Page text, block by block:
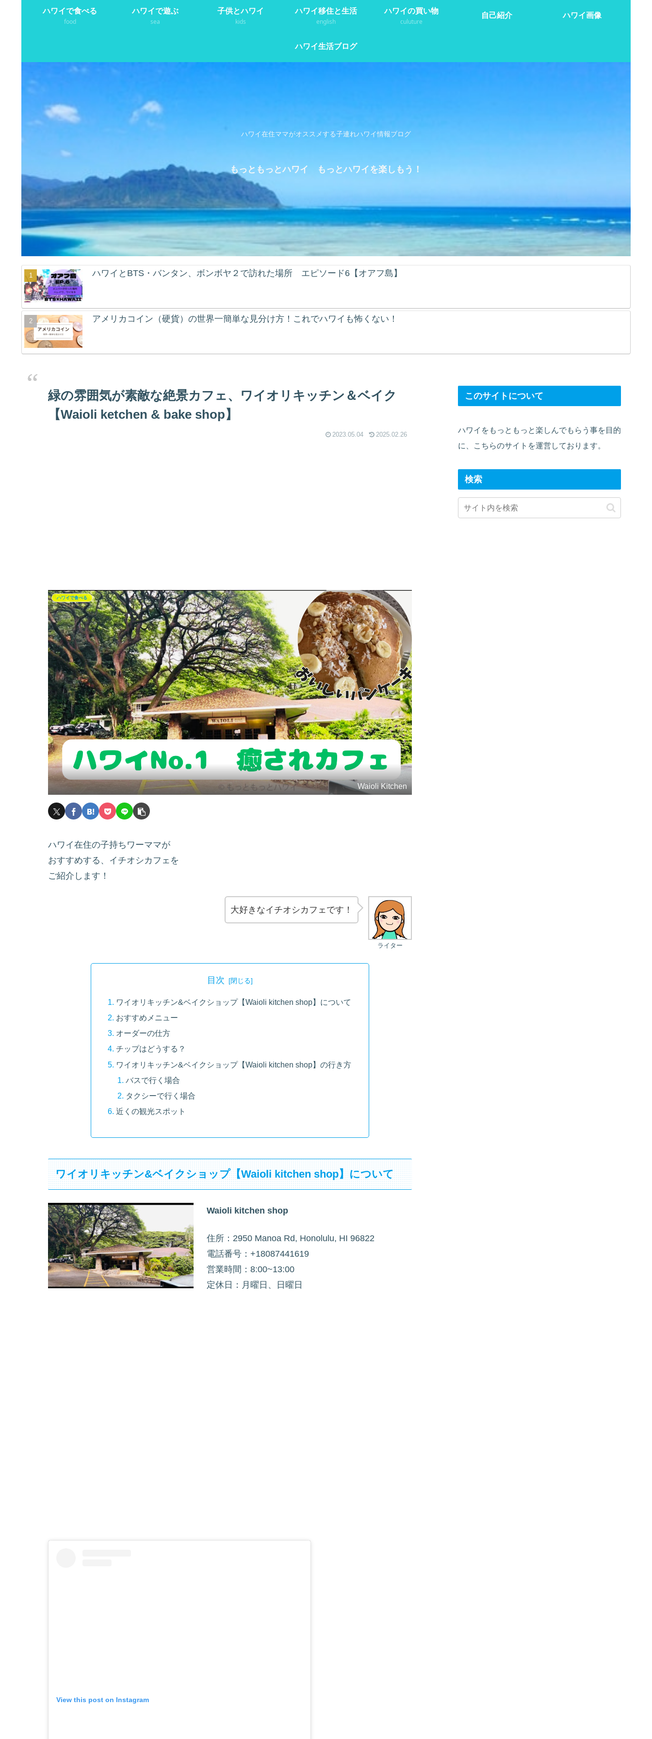
ハワイ在住ママがオススメする子連れハワイ情報ブログ
もっともっとハワイ もっとハワイを楽しもう！
ハワイで食べる
food
ハワイで遊ぶ
sea
子供とハワイ
kids
ハワイ移住と生活
english
ハワイの買い物
culuture
自己紹介 ハワイ画像
ハワイ生活ブログ
ハワイとBTS・バンタン、ボンボヤ２で訪れた場所 エピソード6【オアフ島】
アメリカコイン（硬貨）の世界一簡単な見分け方！これでハワイも怖くない！
緑の雰囲気が素敵な絶景カフェ、ワイオリキッチン＆ベイク
【Waioli ketchen & bake shop】
2023.05.04 2025.02.26
ハワイで食べる
Waioli Kitchen
ハワイ在住の子持ちワーママが
おすすめする、イチオシカフェを
ご紹介します！
ライター
大好きなイチオシカフェです！
目次
ワイオリキッチン&ベイクショップ【Waioli kitchen shop】について
おすすめメニュー
オーダーの仕方
チップはどうする？
ワイオリキッチン&ベイクショップ【Waioli kitchen shop】の行き方
バスで行く場合
タクシーで行く場合
近くの観光スポット
ワイオリキッチン&ベイクショップ【Waioli kitchen shop】について
Waioli kitchen shop
住所：2950 Manoa Rd, Honolulu, HI 96822
電話番号：+18087441619
営業時間：8:00~13:00
定休日：月曜日、日曜日
View this post on Instagram
このサイトについて
ハワイをもっともっと楽しんでもらう事を目的
に、こちらのサイトを運営しております。
検索